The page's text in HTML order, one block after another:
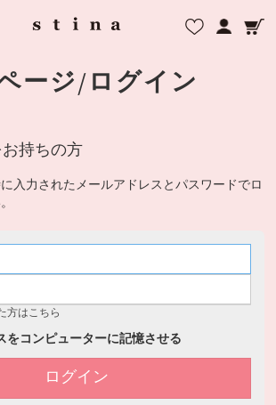
ージ/ログイン
持ちの方
入力されたメールアドレスとパスワードでロ
方はこちら
をコンピューターに記憶させる
ログイン